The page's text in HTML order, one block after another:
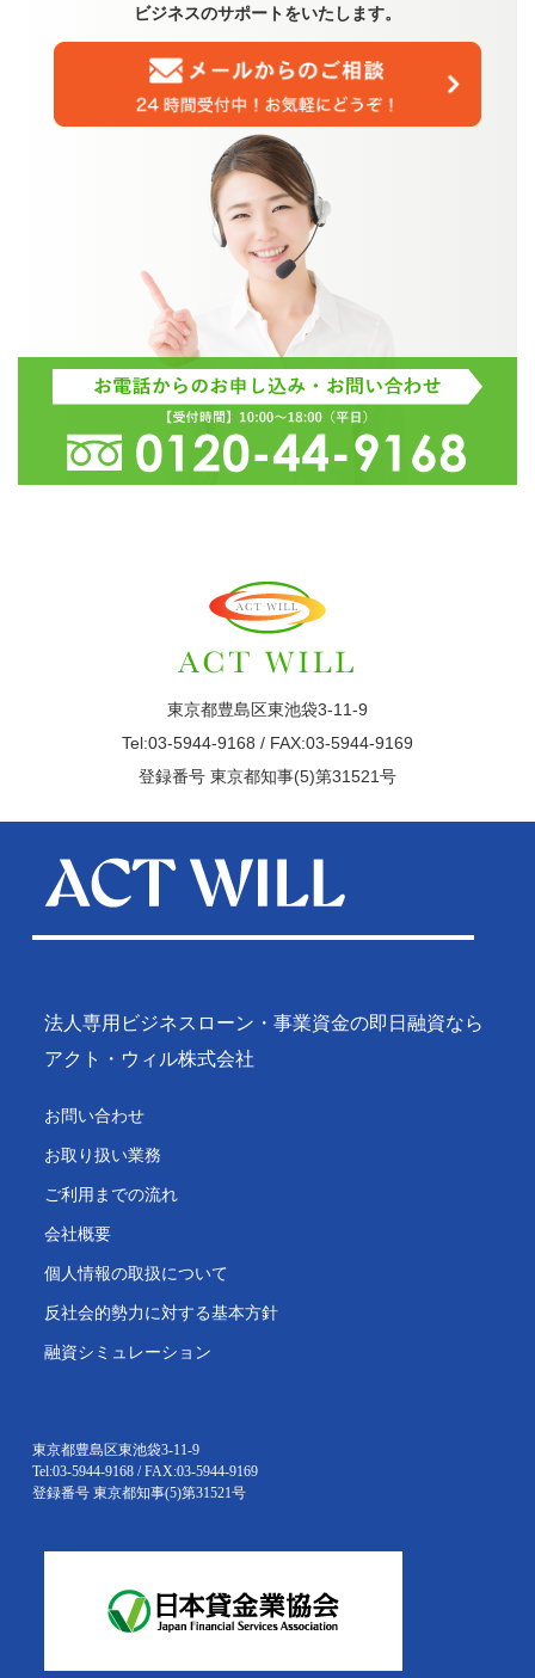
ビジネスのサポートをいたします。
東京都豊島区東池袋3-11-9
Tel:03-5944-9168 / FAX:03-5944-9169
登録番号 東京都知事(5)第31521号
法人専用ビジネスローン・事業資金の即日融資なら
アクト・ウィル株式会社
お問い合わせ
お取り扱い業務
ご利用までの流れ
会社概要
個人情報の取扱について
反社会的勢力に対する基本方針
融資シミュレーション
東京都豊島区東池袋3-11-9
Tel:03-5944-9168 / FAX:03-5944-9169
登録番号 東京都知事(5)第31521号